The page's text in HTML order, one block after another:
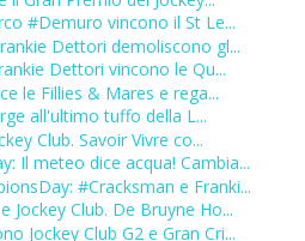
#Demuro vincono il St Le...
Dettori demoliscono gl...
Dettori vincono le Qu...
le Fillies & Mares e rega...
all'ultimo tuffo della L...
Club. Savoir Vivre co...
Il meteo dice acqua! Cambia...
#Cracksman e Franki...
Jockey Club. De Bruyne Ho...
Jockey Club G2 e Gran Cri...